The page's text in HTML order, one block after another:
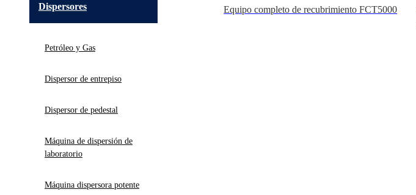
Dispersores
Petróleo y Gas
Dispersor de entrepiso
Dispersor de pedestal
Máquina de dispersión de
laboratorio
Máquina dispersora potente
Equipo completo de recubrimiento FCT5000